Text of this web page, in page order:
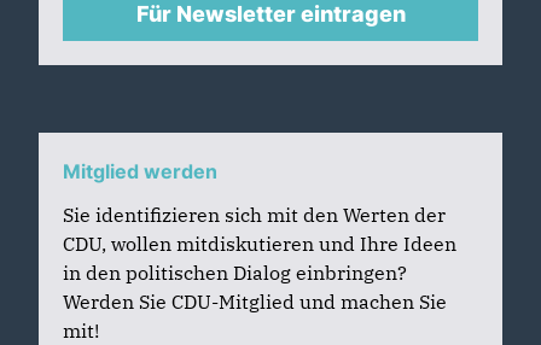
Für Newsletter eintragen
Mitglied werden
Sie identifizieren sich mit den Werten der
CDU, wollen mitdiskutieren und Ihre Ideen
in den politischen Dialog einbringen?
Werden Sie CDU-Mitglied und machen Sie
mit!